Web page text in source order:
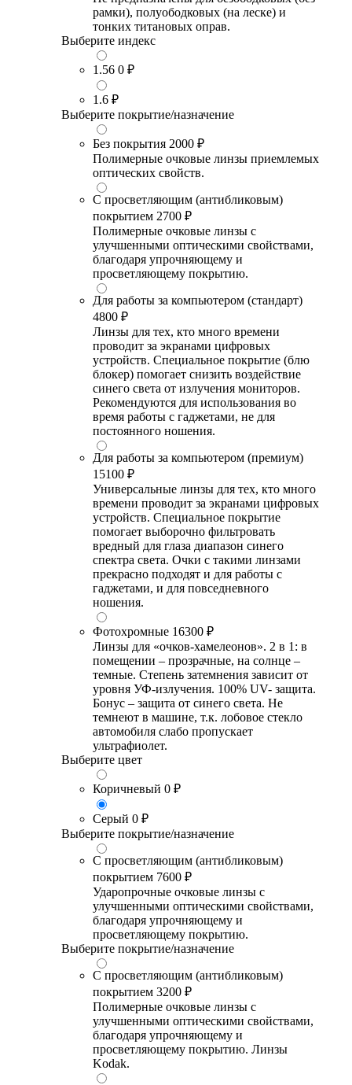
рамки), полуободковых (на леске) и
тонких титановых оправ.
Выберите индекс
1.56 0 ₽
1.6 ₽
Выберите покрытие/назначение
Без покрытия 2000 ₽
Полимерные очковые линзы приемлемых
оптических свойств.
С просветляющим (антибликовым)
покрытием 2700 ₽
Полимерные очковые линзы с
улучшенными оптическими свойствами,
благодаря упрочняющему и
просветляющему покрытию.
Для работы за компьютером (стандарт)
4800 ₽
Линзы для тех, кто много времени
проводит за экранами цифровых
устройств. Специальное покрытие (блю
блокер) помогает снизить воздействие
синего света от излучения мониторов.
Рекомендуются для использования во
время работы с гаджетами, не для
постоянного ношения.
Для работы за компьютером (премиум)
15100 ₽
Универсальные линзы для тех, кто много
времени проводит за экранами цифровых
устройств. Специальное покрытие
помогает выборочно фильтровать
вредный для глаза диапазон синего
спектра света. Очки с такими линзами
прекрасно подходят и для работы с
гаджетами, и для повседневного
ношения.
Фотохромные 16300 ₽
Линзы для «очков-хамелеонов». 2 в 1: в
помещении – прозрачные, на солнце –
темные. Степень затемнения зависит от
уровня УФ-излучения. 100% UV- защита.
Бонус – защита от синего света. Не
темнеют в машине, т.к. лобовое стекло
автомобиля слабо пропускает
ультрафиолет.
Выберите цвет
Коричневый 0 ₽
Серый 0 ₽
Выберите покрытие/назначение
С просветляющим (антибликовым)
покрытием 7600 ₽
Ударопрочные очковые линзы с
улучшенными оптическими свойствами,
благодаря упрочняющему и
просветляющему покрытию.
Выберите покрытие/назначение
С просветляющим (антибликовым)
покрытием 3200 ₽
Полимерные очковые линзы с
улучшенными оптическими свойствами,
благодаря упрочняющему и
просветляющему покрытию. Линзы
Kodak.